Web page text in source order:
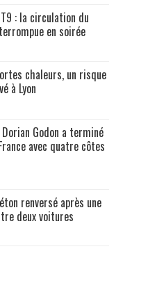
: la circulation du
en soirée
chaleurs, un risque
à Lyon
Dorian Godon a terminé
avec quatre côtes
renversé après une
deux voitures